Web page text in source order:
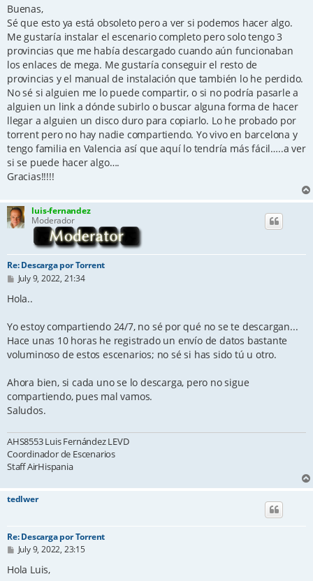
s
t
Buenas,
Sé que esto ya está obsoleto pero a ver si podemos hacer algo.
Me gustaría instalar el escenario completo pero solo tengo 3
provincias que me había descargado cuando aún funcionaban
los enlaces de mega. Me gustaría conseguir el resto de
provincias y el manual de instalación que también lo he perdido.
No sé si alguien me lo puede compartir, o si no podría pasarle a
alguien un link a dónde subirlo o buscar alguna forma de hacer
llegar a alguien un disco duro para copiarlo. Lo he probado por
torrent pero no hay nadie compartiendo. Yo vivo en barcelona y
tengo familia en Valencia así que aquí lo tendría más fácil…..a ver
si se puede hacer algo….
Gracias!!!!!
luis-fernandez
Moderador
Re: Descarga por Torrent
P
s
July 9, 2022, 21:34
Hola..
Yo estoy compartiendo 24/7, no sé por qué no se te descargan...
Hace unas 10 horas he registrado un envío de datos bastante
voluminoso de estos escenarios; no sé si has sido tú u otro.
Ahora bien, si cada uno se lo descarga, pero no sigue
compartiendo, pues mal vamos.
Saludos.
AHS8553 Luis Fernández LEVD
Coordinador de Escenarios
Staff AirHispania
tedlwer
Re: Descarga por Torrent
P
s
July 9, 2022, 23:15
Hola Luis,